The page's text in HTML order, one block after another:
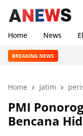
Home News
BREAKING NEWS
Home Jatim
PMI
Bencana